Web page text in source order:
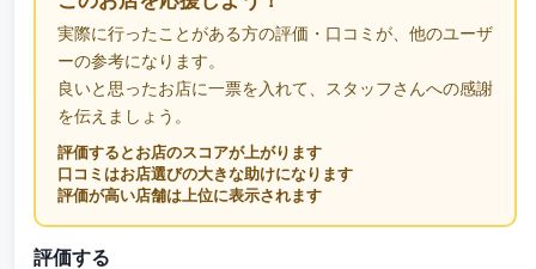
実際に行ったことがある方の評価・口コミが、他のユーザ
ーの参考になります。
良いと思ったお店に一票を入れて、スタッフさんへの感謝
を伝えましょう。
評価するとお店のスコアが上がります
口コミはお店選びの大きな助けになります
評価が高い店舗は上位に表示されます
評価する